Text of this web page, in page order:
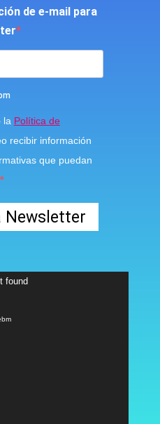
de e-mail para
la Política de
recibir información
que puedan
Newsletter
found